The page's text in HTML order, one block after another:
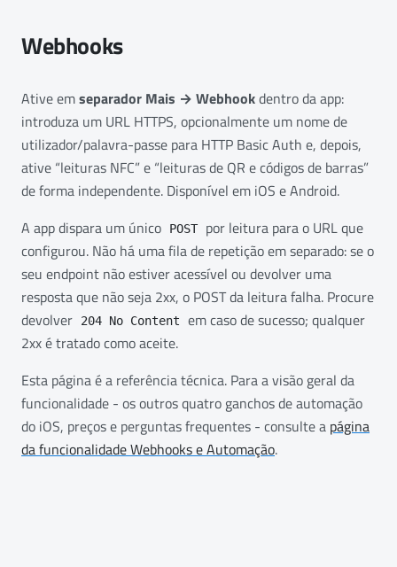
Webhooks
Ative emseparador Mais → Webhookdentro da app:
introduza um URL HTTPS, opcionalmente um nome de
utilizador/palavra-passe para HTTP Basic Auth e, depois,
ative “leituras NFC” e “leituras de QR e códigos de barras”
de forma independente. Disponível em iOS e Android.
A app dispara um único
POST
por leitura para o URL que
configurou. Não há uma fila de repetição em separado: se o
seu endpoint não estiver acessível ou devolver uma
resposta que não seja 2xx, o POST da leitura falha. Procure
devolver
204 No Content
em caso de sucesso; qualquer
2xx é tratado como aceite.
Esta página é a referência técnica. Para a visão geral da
funcionalidade - os outros quatro ganchos de automação
do iOS, preços e perguntas frequentes - consulte a página
da funcionalidade Webhooks e Automação.